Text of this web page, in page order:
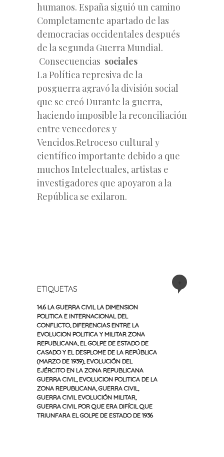
humanos. España siguió un camino
Completamente apartado de las
democracias occidentales después
de la segunda Guerra Mundial.
Consecuencias sociales
La Política represiva de la
posguerra agravó la división social
que se creó Durante la guerra,
haciendo imposible la reconciliación
entre vencedores y
Vencidos.Retroceso cultural y
científico importante debido a que
muchos Intelectuales, artistas e
investigadores que apoyaron a la
República se exilaron.
ETIQUETAS
14.6 LA GUERRA CIVIL LA DIMENSION
POLITICA E INTERNACIONAL DEL
CONFLICTO, DIFERENCIAS ENTRE LA
EVOLUCION POLITICA Y MILITAR ZONA
REPUBLICANA EL GOLPE DE ESTADO DE
CASADO Y EL DESPLOME DE LA REPÚBLICA
(MARZO DE 1939), EVOLUCIÓN DEL
EJÉRCITO EN LA ZONA REPUBLICANA
GUERRA CIVIL EVOLUCION POLITICA DE LA
ZONA REPUBLICANA ,GUERRA CIVIL
GUERRA CIVIL EVOLUCIÓN MILITAR
GUERRA CIVIL POR QUE ERA DIFÍCIL QUE
TRIUNFARA EL GOLPE DE ESTADO DE 1936